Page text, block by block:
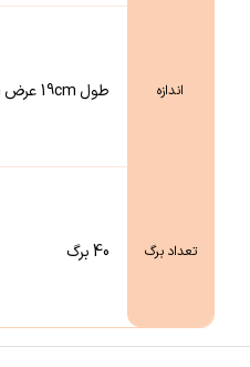
اندازه طول 19cm عرض 14cm
تعداد برگ 40 برگ